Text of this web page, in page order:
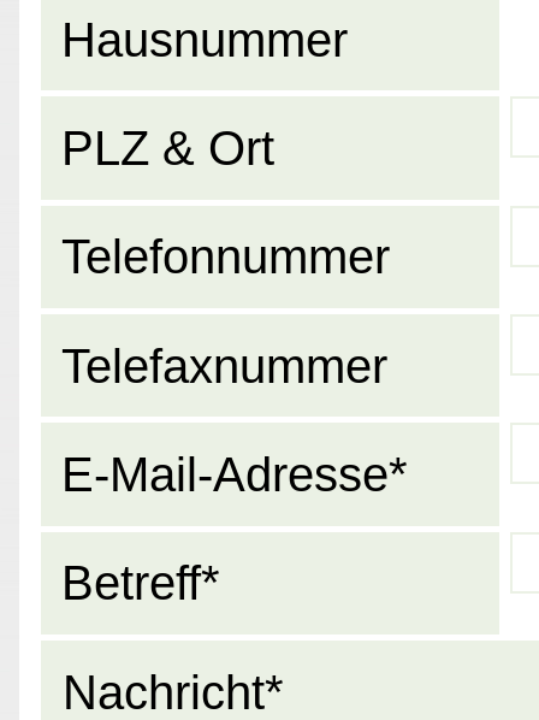
Hausnummer
PLZ & Ort
Telefonnummer
Telefaxnummer
E-Mail-Adresse*
Betreff*
Nachricht*